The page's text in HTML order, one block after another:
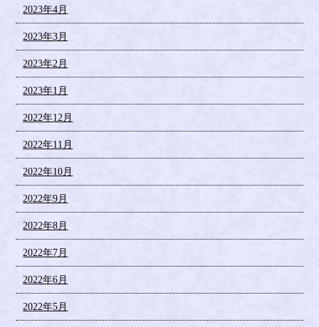
2023年4月
2023年3月
2023年2月
2023年1月
2022年12月
2022年11月
2022年10月
2022年9月
2022年8月
2022年7月
2022年6月
2022年5月